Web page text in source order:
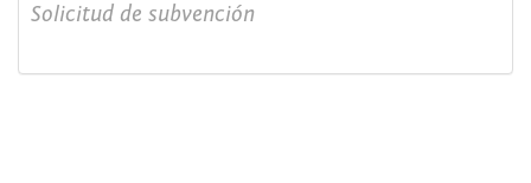
Solicitud de subvención